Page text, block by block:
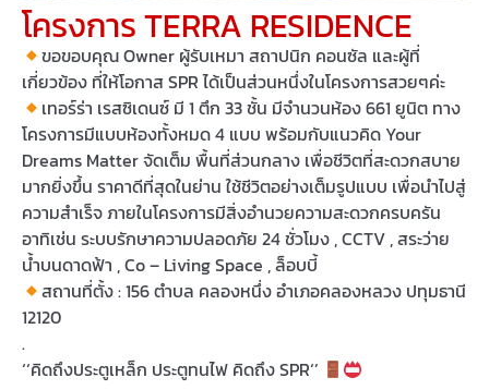
โครงการ TERRA RESIDENCE
ขอขอบคุณ Owner ผู้รับเหมา สถาปนิก คอนซัล และผู้ที่
เกี่ยวข้อง ที่ให้โอกาส SPR ได้เป็นส่วนหนึ่งในโครงการสวยๆค่ะ
เทอร์ร่า เรสซิเดนซ์ มี 1 ตึก 33 ชั้น มีจำนวนห้อง 661 ยูนิต ทาง
โครงการมีแบบห้องทั้งหมด 4 แบบ พร้อมกับแนวคิด Your
Dreams Matter จัดเต็ม พื้นที่ส่วนกลาง เพื่อชีวิตที่สะดวกสบาย
มากยิ่งขึ้น ราคาดีที่สุดในย่าน ใช้ชีวิตอย่างเต็มรูปแบบ เพื่อนำไปสู่
ความสำเร็จ ภายในโครงการมีสิ่งอำนวยความสะดวกครบครัน
อาทิเช่น ระบบรักษาความปลอดภัย 24 ชั่วโมง , CCTV , สระว่าย
น้ำบนดาดฟ้า , Co – Living Space , ล็อบบี้
สถานที่ตั้ง : 156 ตำบล คลองหนึ่ง อำเภอคลองหลวง ปทุมธานี
12120
.
‘‘คิดถึงประตูเหล็ก ประตูทนไฟ คิดถึง SPR‘’